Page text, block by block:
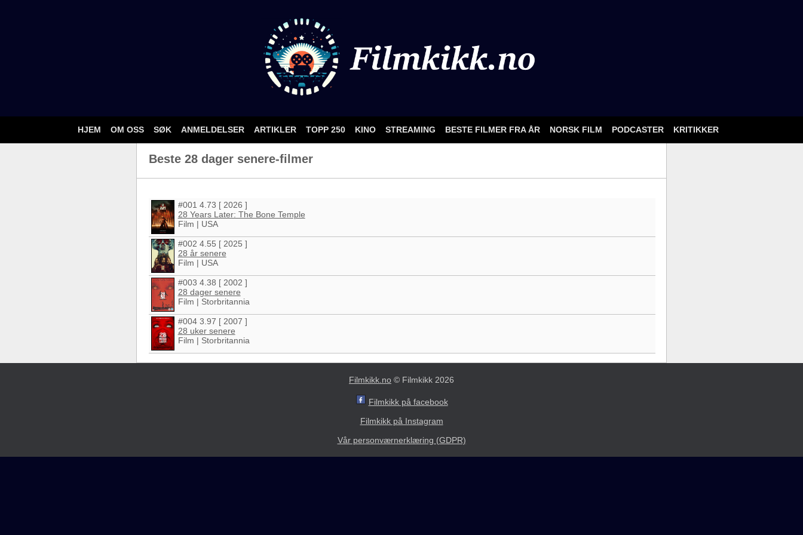
HJEM OM OSS SØK ANMELDELSER ARTIKLER TOPP 250 KINO STREAMING BESTE FILMER FRA ÅR NORSK FILM PODCASTER KRITIKKER
Beste 28 dager senere-filmer
#001 4.73 [ 2026 ]
28 Years Later: The Bone Temple
Film | USA
#002 4.55 [ 2025 ]
28 år senere
Film | USA
#003 4.38 [ 2002 ]
28 dager senere
Film | Storbritannia
#004 3.97 [ 2007 ]
28 uker senere
Film | Storbritannia
Filmkikk.no © Filmkikk 2026
Filmkikk på facebook
Filmkikk på Instagram
Vår personværnerklæring (GDPR)